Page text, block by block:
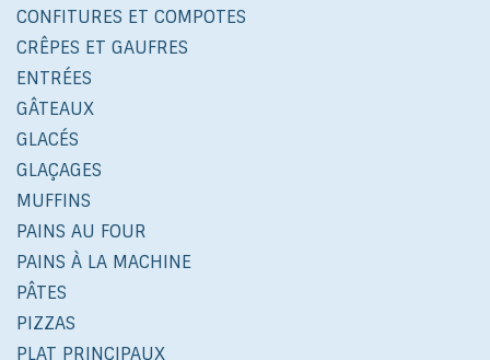
CONFITURES ET COMPOTES
CRÊPES ET GAUFRES
ENTRÉES
GÂTEAUX
GLACÉS
GLAÇAGES
MUFFINS
PAINS AU FOUR
PAINS À LA MACHINE
PÂTES
PIZZAS
PLAT PRINCIPAUX